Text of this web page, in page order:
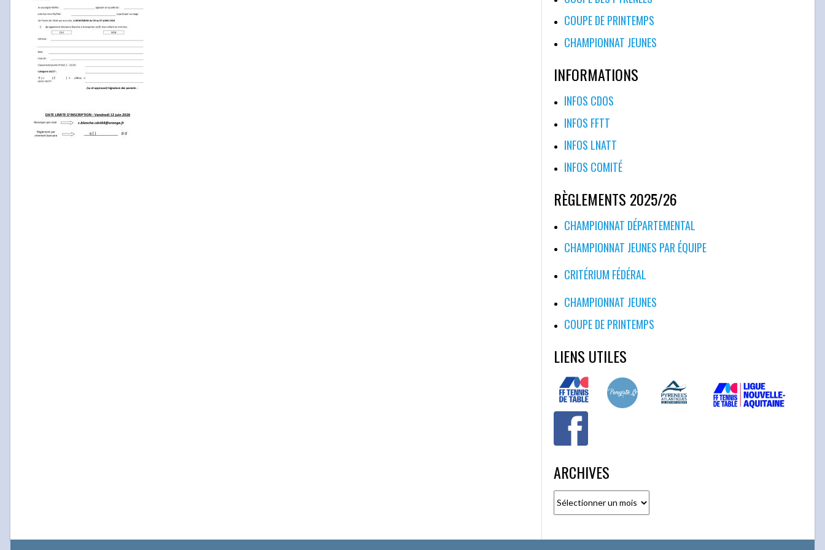
COUPE DE PRINTEMPS
CHAMPIONNAT JEUNES
INFORMATIONS
INFOS CDOS
INFOS FFTT
INFOS LNATT
INFOS COMITÉ
RÈGLEMENTS 2025/26
CHAMPIONNAT DÉPARTEMENTAL
CHAMPIONNAT JEUNES PAR ÉQUIPE
CRITÉRIUM FÉDÉRAL
CHAMPIONNAT JEUNES
COUPE DE PRINTEMPS
LIENS UTILES
ARCHIVES